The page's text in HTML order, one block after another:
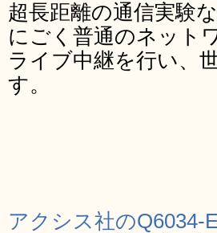
超長距離の通信実験
にごく普通のネット
ライブ中継を行い、
す。
アクシス社のQ6034-